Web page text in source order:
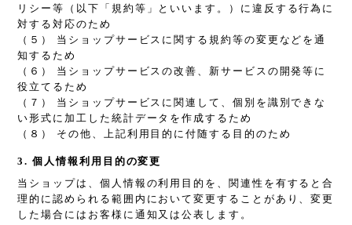
リシー等（以下「規約等」といいます。）に違反する行為に
対する対応のため
（５） 当ショップサービスに関する規約等の変更などを通
知するため
（６） 当ショップサービスの改善、新サービスの開発等に
役立てるため
（７） 当ショップサービスに関連して、個別を識別できな
い形式に加工した統計データを作成するため
（８） その他、上記利用目的に付随する目的のため
3. 個人情報利用目的の変更
当ショップは、個人情報の利用目的を、関連性を有すると合
理的に認められる範囲内において変更することがあり、変更
した場合にはお客様に通知又は公表します。